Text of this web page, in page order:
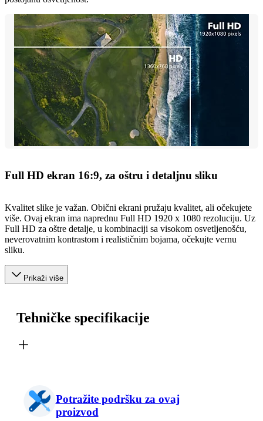
Full HD ekran 16:9, za oštru i detaljnu sliku
Kvalitet slike je važan. Obični ekrani pružaju kvalitet, ali očekujete
više. Ovaj ekran ima naprednu Full HD 1920 x 1080 rezoluciju. Uz
Full HD za oštre detalje, u kombinaciji sa visokom osvetljenošću,
neverovatnim kontrastom i realističnim bojama, očekujte vernu
sliku.
Prikaži više
Tehničke specifikacije
Potražite podršku za ovaj
proizvod